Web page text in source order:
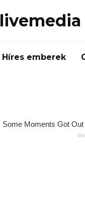
livemedia
Híres emberek